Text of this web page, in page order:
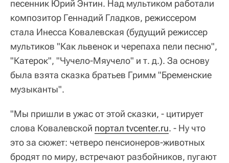
песенник Юрий Энтин. Над мультиком работали
композитор Геннадий Гладков, режиссером
стала Инесса Ковалевская (будущий режиссер
мультиков "Как львенок и черепаха пели песню",
"Катерок", "Чучело-Мяучело" и т. д.). За основу
была взята сказка братьев Гримм "Бременские
музыканты".
"Мы пришли в ужас от этой сказки, - цитирует
слова Ковалевской портал tvcenter.ru. - Ну что
это за сюжет: четверо пенсионеров-животных
бродят по миру, встречают разбойников, пугают